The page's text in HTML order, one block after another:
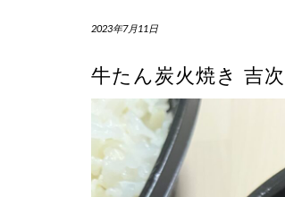
2023年7月11日
牛たん炭火焼き 吉次